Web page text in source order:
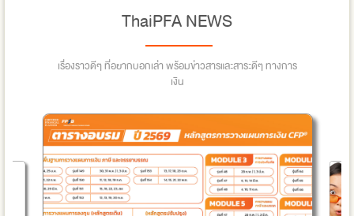
ThaiPFA NEWS
เรื่องราวดีๆ ที่อยากบอกเล่า พร้อมข่าวสารและสาระดีๆ ทางการ
เงิน